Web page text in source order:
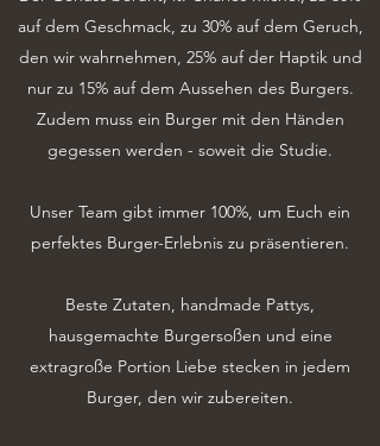
auf dem Geschmack, zu 30% auf dem Geruch,
den wir wahrnehmen, 25% auf der Haptik und
nur zu 15% auf dem Aussehen des Burgers.
Zudem muss ein Burger mit den Händen
gegessen werden - soweit die Studie.
Unser Team gibt immer 100%, um Euch ein
perfektes Burger-Erlebnis zu präsentieren.
Beste Zutaten, handmade Pattys,
hausgemachte Burgersoßen und eine
extragroße Portion Liebe stecken in jedem
Burger, den wir zubereiten.